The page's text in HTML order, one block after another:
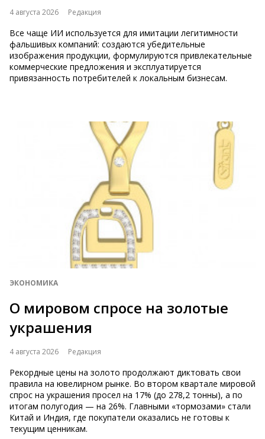
4 августа 2026 Редакция
Все чаще ИИ используется для имитации легитимности
фальшивых компаний: создаются убедительные
изображения продукции, формулируются привлекательные
коммерческие предложения и эксплуатируется
привязанность потребителей к локальным бизнесам.
ЭКОНОМИКА
О мировом спросе на золотые
украшения
4 августа 2026 Редакция
Рекордные цены на золото продолжают диктовать свои
правила на ювелирном рынке. Во втором квартале мировой
спрос на украшения просел на 17% (до 278,2 тонны), а по
итогам полугодия — на 26%. Главными «тормозами» стали
Китай и Индия, где покупатели оказались не готовы к
текущим ценникам.